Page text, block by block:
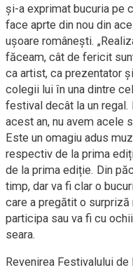
și-a exprimat bucuria pe
face aprte din nou din
ușoare românești.
făceam, cât de fericit
ca artist, ca prezentator
colegii lui în una dintre
festival decât la un
acest an, nu avem acele
Este un omagiu adus
respectiv de la prima
de la prima ediție. Din
timp, dar va fi clar o
care a pregătit o
participa sau va fi cu
seara.
Revenirea Festivalului